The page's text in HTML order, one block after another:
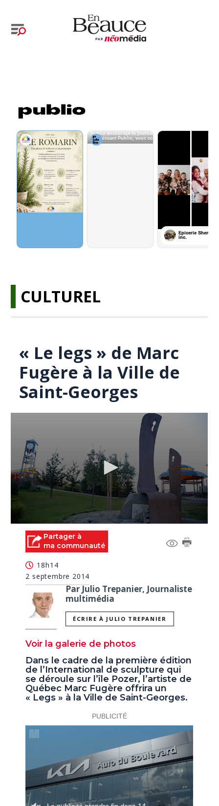
CULTUREL
« Le legs » de Marc
Fugère à la Ville de
Saint-Georges
seconds
seconds
Partager à
ma communauté
18h14
2 septembre 2014
Par Julio Trepanier, Journaliste
multimédia
ÉCRIRE À JULIO TREPANIER
Voir la galerie de photos
Dans le cadre de la première édition
de l’International de sculpture qui
se déroule sur l’île Pozer, l’artiste de
Québec Marc Fugère offrira un
« Legs » à la Ville de Saint-Georges.